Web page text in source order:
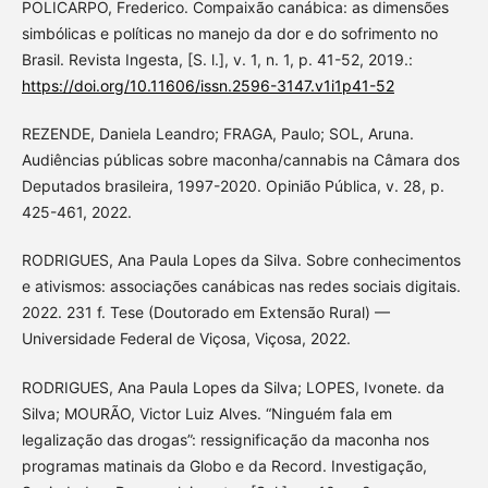
POLICARPO, Frederico. Compaixão canábica: as dimensões
simbólicas e políticas no manejo da dor e do sofrimento no
Brasil. Revista Ingesta, [S. l.], v. 1, n. 1, p. 41-52, 2019.:
https://doi.org/10.11606/issn.2596-3147.v1i1p41-52
REZENDE, Daniela Leandro; FRAGA, Paulo; SOL, Aruna.
Audiências públicas sobre maconha/cannabis na Câmara dos
Deputados brasileira, 1997-2020. Opinião Pública, v. 28, p.
425-461, 2022.
RODRIGUES, Ana Paula Lopes da Silva. Sobre conhecimentos
e ativismos: associações canábicas nas redes sociais digitais.
2022. 231 f. Tese (Doutorado em Extensão Rural) —
Universidade Federal de Viçosa, Viçosa, 2022.
RODRIGUES, Ana Paula Lopes da Silva; LOPES, Ivonete. da
Silva; MOURÃO, Victor Luiz Alves. “Ninguém fala em
legalização das drogas”: ressignificação da maconha nos
programas matinais da Globo e da Record. Investigação,